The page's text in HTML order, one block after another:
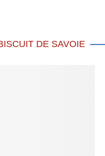
DE SAVOIE